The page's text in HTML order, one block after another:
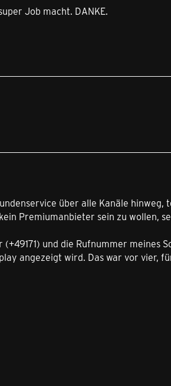
Job macht. DANKE.
über alle Kanäle
Premiumanbieter sein zu wollen,
und die Rufnummer meines
angezeigt wird. Das war vor vier,